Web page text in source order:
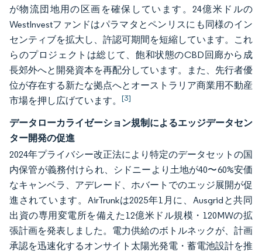
が物流団地用の区画を確保しています。24億米ドルの
WestInvestファンドはパラマタとペンリスにも同様のイン
センティブを拡大し、許認可期間を短縮しています。これ
らのプロジェクトは総じて、飽和状態のCBD回廊から成
長郊外へと開発資本を再配分しています。また、先行者優
位が存在する新たな拠点へとオーストラリア商業用不動産
市場を押し広げています。 [3]
データローカライゼーション規制によるエッジデータセン
ター開発の促進
2024年プライバシー改正法により特定のデータセットの国
内保管が義務付けられ、シドニーより土地が40〜60%安価
なキャンベラ、アデレード、ホバートでのエッジ展開が促
進されています。AirTrunkは2025年1月に、Ausgridと共同
出資の専用変電所を備えた12億米ドル規模・120MWの拡
張計画を発表しました。電力供給のボトルネックが、計画
承認を迅速化するオンサイト太陽光発電・蓄電池設計を推